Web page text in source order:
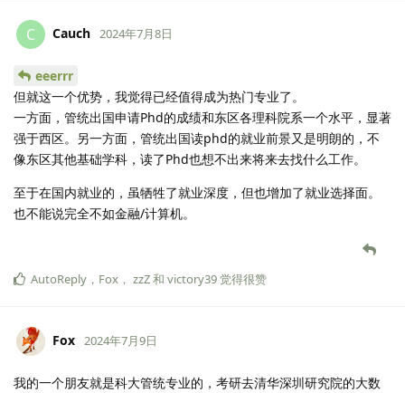
C Cauch 2024年7月8日
eeerrr
但就这一个优势，我觉得已经值得成为热门专业了。
一方面，管统出国申请Phd的成绩和东区各理科院系一个水平，显著
强于西区。另一方面，管统出国读phd的就业前景又是明朗的，不
像东区其他基础学科，读了Phd也想不出来将来去找什么工作。
至于在国内就业的，虽牺牲了就业深度，但也增加了就业选择面。
也不能说完全不如金融/计算机。
AutoReply ， Fox ， zzZ和 victory39觉得很赞
Fox 2024年7月9日
我的一个朋友就是科大管统专业的，考研去清华深圳研究院的大数